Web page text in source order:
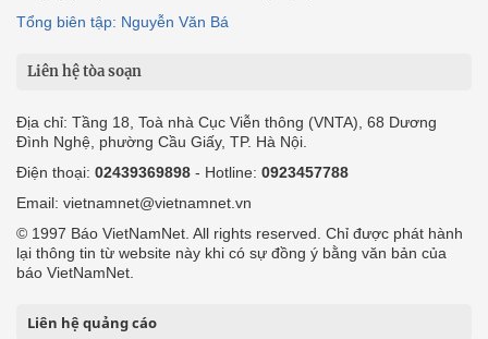
Tổng biên tập: Nguyễn Văn Bá
Liên hệ tòa soạn
Địa chỉ: Tầng 18, Toà nhà Cục Viễn thông (VNTA), 68 Dương
Đình Nghệ, phường Cầu Giấy, TP. Hà Nội.
Điện thoại: 02439369898 - Hotline: 0923457788
Email: vietnamnet@vietnamnet.vn
© 1997 Báo VietNamNet. All rights reserved. Chỉ được phát hành
lại thông tin từ website này khi có sự đồng ý bằng văn bản của
báo VietNamNet.
Liên hệ quảng cáo